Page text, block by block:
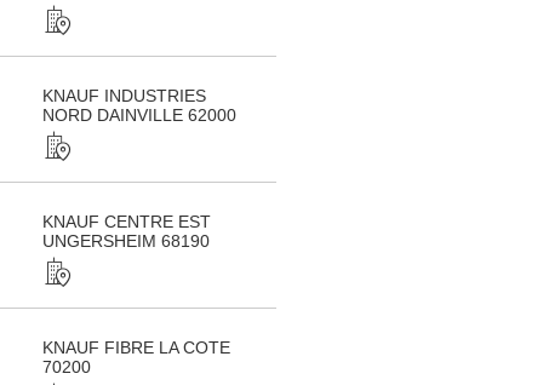
KNAUF INDUSTRIES
NORD DAINVILLE 62000
KNAUF CENTRE EST
UNGERSHEIM 68190
KNAUF FIBRE LA COTE
70200